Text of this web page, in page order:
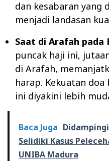
dan kesabaran yang
menjadi landasan
Saat di Arafah pada
puncak haji ini,
di Arafah,
harap. Kekuatan
ini diyakini lebih
Baca Juga
Selidiki Kasus
UNIBA Madura